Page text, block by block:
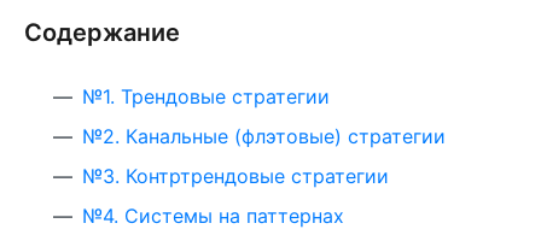
Содержание
№1. Трендовые стратегии
№2. Канальные (флэтовые) стратегии
№3. Контртрендовые стратегии
№4. Системы на паттернах